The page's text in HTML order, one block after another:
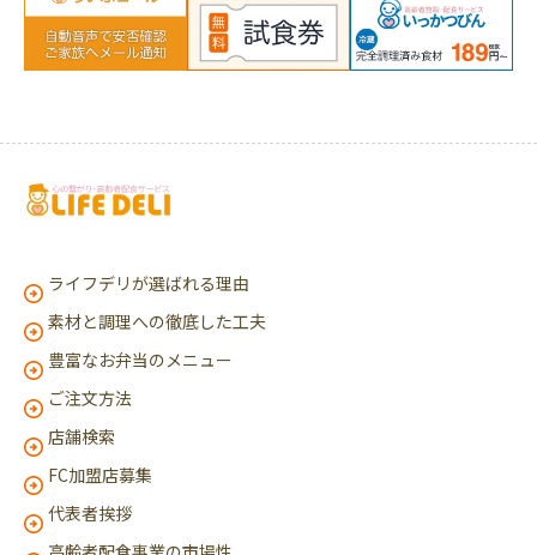
ライフデリが選ばれる理由
素材と調理への徹底した工夫
豊富なお弁当のメニュー
ご注文方法
店舗検索
FC加盟店募集
代表者挨拶